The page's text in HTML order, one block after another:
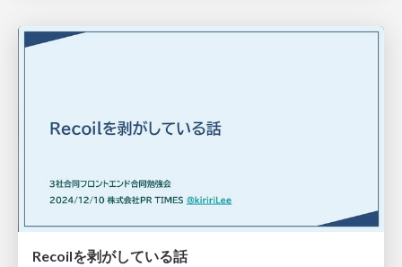
Recoilを剥がしている話